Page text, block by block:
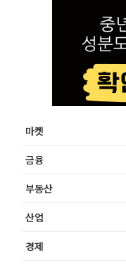
마켓
금융
부동산
산업
경제